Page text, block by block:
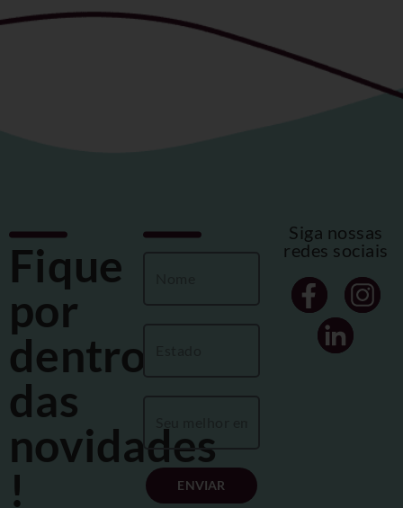
Fique
por
dentro
das
novidades
!
ENVIAR
Siga nossas
redes sociais